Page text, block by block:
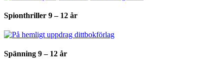
Spionthriller 9 – 12 år
Spänning 9 – 12 år